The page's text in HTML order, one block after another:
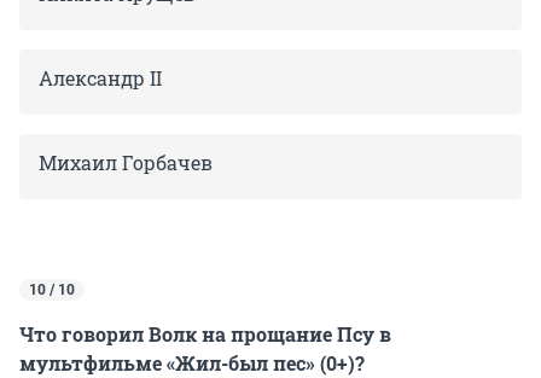
Александр II
Михаил Горбачев
10 / 10
Что говорил Волк на прощание Псу в
мультфильме «Жил-был пес» (0+)?